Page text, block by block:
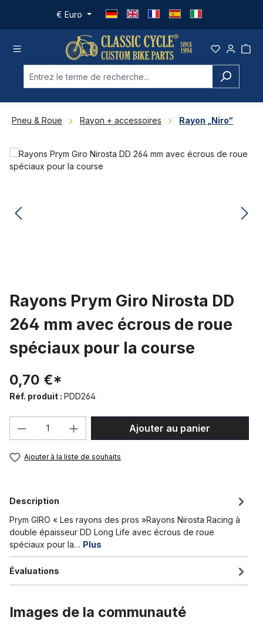
Passer au contenu principal
€ Euro
Pneu & Roue Rayon + accessoires Rayon „Niro“
Ignorer la galerie d'images
Rayons Prym Giro Nirosta DD
264 mm avec écrous de roue
spéciaux pour la course
0,70 €*
Réf. produit : PDD264
Quantité de produit : Entrez la
Ajouter au panier
Ajouter à la liste de souhaits
Description
Prym GIRO « Les rayons des pros »Rayons Nirosta Racing à
double épaisseur DD Long Life avec écrous de roue
spéciaux pour la… Plus
Évaluations
Images de la communauté